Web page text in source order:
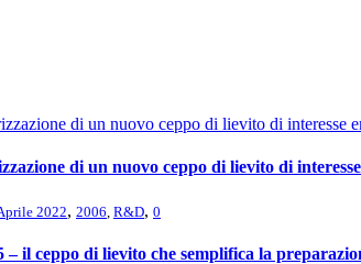
di un nuovo ceppo di lievito di
2022, 2006 R&D, 0
il ceppo di lievito che semplifica la